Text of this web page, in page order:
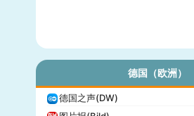
德国（欧洲）
德国之声(DW)